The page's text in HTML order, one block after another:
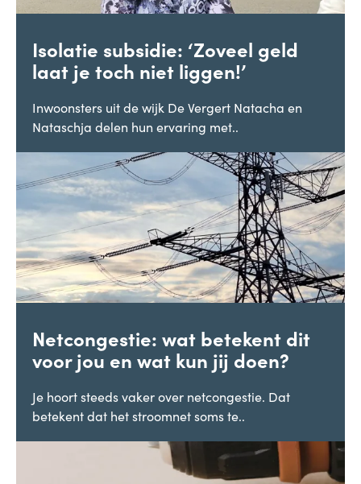
Isolatie subsidie: ‘Zoveel geld
laat je toch niet liggen!’
Inwoonsters uit de wijk De Vergert Natacha en
Nataschja delen hun ervaring met..
Netcongestie: wat betekent dit
voor jou en wat kun jij doen?
Je hoort steeds vaker over netcongestie. Dat
betekent dat het stroomnet soms te..